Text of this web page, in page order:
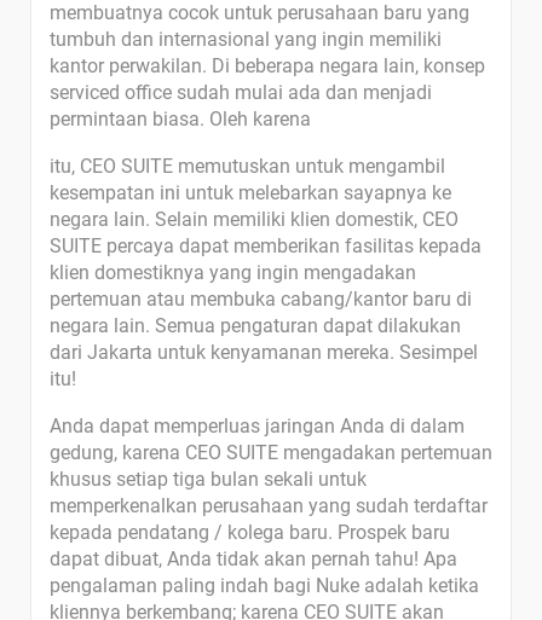
membuatnya cocok untuk perusahaan baru yang
tumbuh dan internasional yang ingin memiliki
kantor perwakilan. Di beberapa negara lain, konsep
serviced office sudah mulai ada dan menjadi
permintaan biasa. Oleh karena
itu, CEO SUITE memutuskan untuk mengambil
kesempatan ini untuk melebarkan sayapnya ke
negara lain. Selain memiliki klien domestik, CEO
SUITE percaya dapat memberikan fasilitas kepada
klien domestiknya yang ingin mengadakan
pertemuan atau membuka cabang/kantor baru di
negara lain. Semua pengaturan dapat dilakukan
dari Jakarta untuk kenyamanan mereka. Sesimpel
itu!
Anda dapat memperluas jaringan Anda di dalam
gedung, karena CEO SUITE mengadakan pertemuan
khusus setiap tiga bulan sekali untuk
memperkenalkan perusahaan yang sudah terdaftar
kepada pendatang / kolega baru. Prospek baru
dapat dibuat, Anda tidak akan pernah tahu! Apa
pengalaman paling indah bagi Nuke adalah ketika
kliennya berkembang; karena CEO SUITE akan